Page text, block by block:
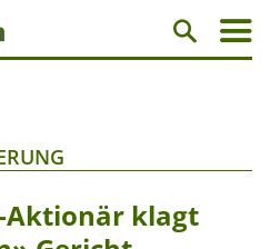
Aktionär klagt